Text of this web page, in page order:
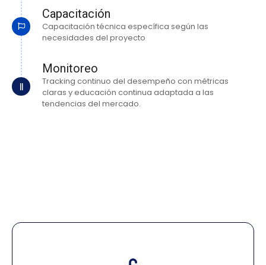
Capacitación
Capacitación técnica específica según las
necesidades del proyecto
Monitoreo
Tracking continuo del desempeño con métricas
claras y educación continua adaptada a las
tendencias del mercado.